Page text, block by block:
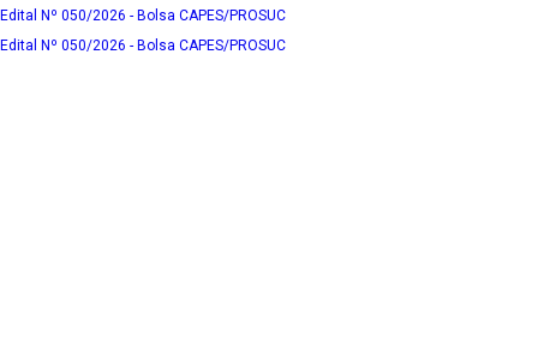
Edital Nº 050/2026 - Bolsa CAPES/PROSUC
Edital Nº 050/2026 - Bolsa CAPES/PROSUC